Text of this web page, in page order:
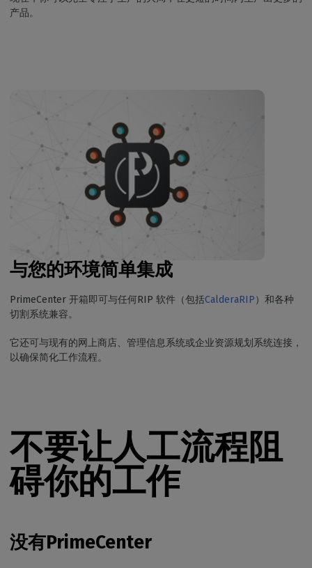
产品。
与您的环境简单集成
PrimeCenter 开箱即可与任何RIP 软件（包括CalderaRIP）和各种
切割系统兼容。
它还可与现有的网上商店、管理信息系统或企业资源规划系统连接，
以确保简化工作流程。
不要让人工流程阻
碍你的工作
没有PrimeCenter